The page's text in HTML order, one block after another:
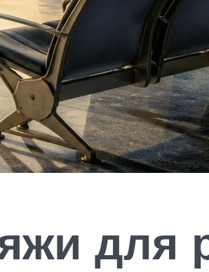
для